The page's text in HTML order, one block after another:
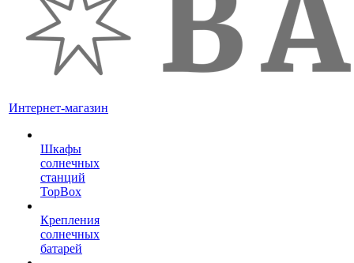
Интернет-магазин
Шкафы
солнечных
станций
TopBox
Крепления
солнечных
батарей